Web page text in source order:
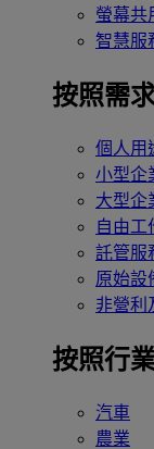
螢幕共
智慧服
按照需
個人用
小型企
大型企
自由工
託管服
原始設
非營利
按照行
汽車
農業